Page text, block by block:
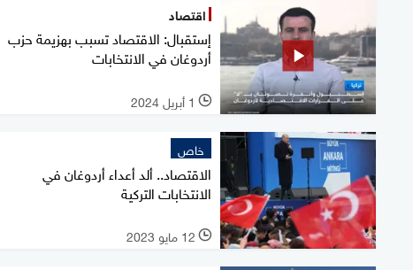
اقتصاد
إستقبال: الاقتصاد تسبب بهزيمة حزب
أردوغان في الانتخابات
l 1 أبريل 2024
خاص
الاقتصاد.. ألد أعداء أردوغان في
الانتخابات التركية
l 12 مايو 2023